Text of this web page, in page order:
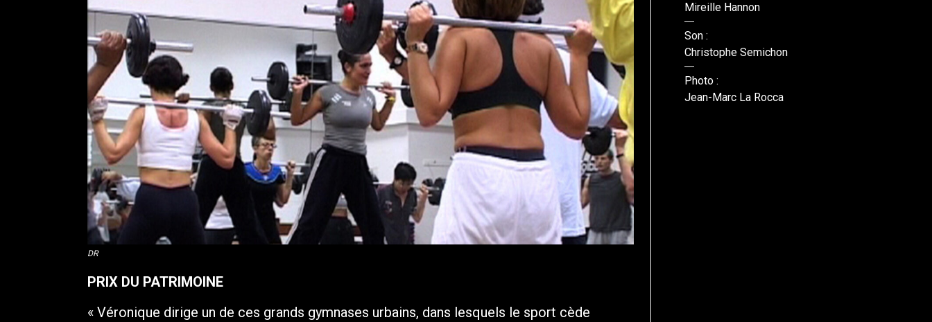
DR
PRIX DU PATRIMOINE
« Véronique dirige un de ces grands gymnases urbains, dans lesquels le sport cède
Mireille Hannon
Son :
Christophe Semichon
Photo :
Jean-Marc La Rocca